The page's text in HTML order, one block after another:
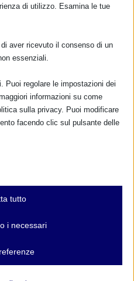
di utilizzo. Esamina le tue
aver ricevuto il consenso di un
essenziali.
Puoi regolare le impostazioni dei
informazioni su come
sulla privacy. Puoi modificare
facendo clic sul pulsante delle
le funzioni di base e sono
dell'utente secondo il GDPR.
tutto
i necessari